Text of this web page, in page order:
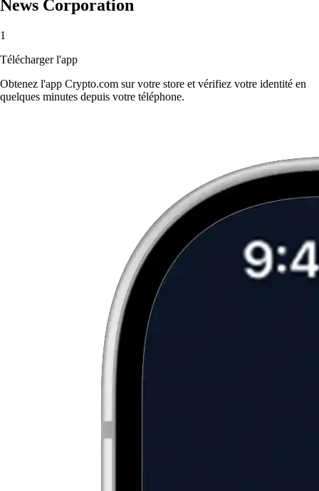
News Corporation
1
Télécharger l'app
Obtenez l'app Crypto.com sur votre store et vérifiez votre identité en
quelques minutes depuis votre téléphone.